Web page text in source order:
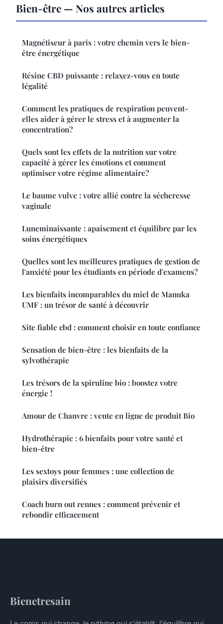
Bien-être — Nos autres articles
Magnétiseur à paris : votre chemin vers le bien-
être énergétique
Résine CBD puissante : relaxez-vous en toute
légalité
Comment les pratiques de respiration peuvent-
elles aider à gérer le stress et à augmenter la
concentration?
Quels sont les effets de la nutrition sur votre
capacité à gérer les émotions et comment
optimiser votre régime alimentaire?
Le baume vulve : votre allié contre la sécheresse
vaginale
Luneminaissante : apaisement et équilibre par les
soins énergétiques
Quelles sont les meilleures pratiques de gestion de
l'anxiété pour les étudiants en période d'examens?
Les bienfaits incomparables du miel de Manuka
UMF : un trésor de santé à découvrir
Site fiable cbd : comment choisir en toute confiance
Sensation de bien-être : les bienfaits de la
sylvothérapie
Les trésors de la spiruline bio : boostez votre
énergie !
Amour de Chanvre : vente en ligne de produit Bio
Hydrothérapie : 6 bienfaits pour votre santé et
bien-être
Les sextoys pour femmes : une collection de
plaisirs diversifiés
Coach burn out rennes : comment prévenir et
rebondir efficacement
Bienetresain